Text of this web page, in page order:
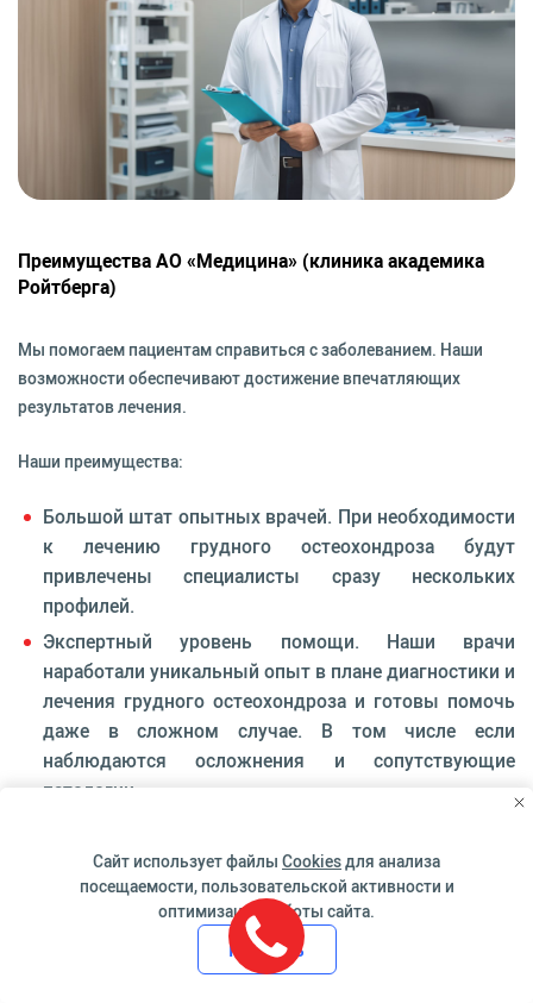
Преимущества АО «Медицина» (клиника академика
Ройтберга)
Мы помогаем пациентам справиться с заболеванием. Наши
возможности обеспечивают достижение впечатляющих
результатов лечения.
Наши преимущества:
Большой штат опытных врачей. При необходимости
к лечению грудного остеохондроза будут
привлечены специалисты сразу нескольких
профилей.
Экспертный уровень помощи. Наши врачи
наработали уникальный опыт в плане диагностики и
лечения грудного остеохондроза и готовы помочь
даже в сложном случае. В том числе если
наблюдаются осложнения и сопутствующие
патологии.
оборудование эксперт-класса, новые современные
аппараты. Исследования позволяют выявить даже
начальные незначительные изменения. Это важно в
плане постановки диагноза и безотлагательного
Сайт использует файлы Cookiesдля анализа
посещаемости, пользовательской активности и
оптимизации работы сайта.
Принять